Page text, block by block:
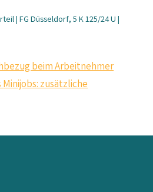
| FG Düsseldorf, 5 K 125/24 U |
beim Arbeitnehmer
zusätzliche